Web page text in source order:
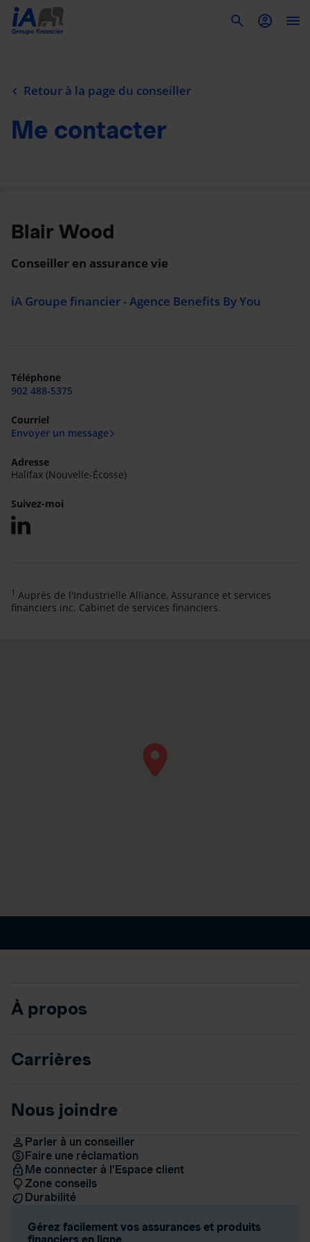
Retour à la page du conseiller
Me contacter
Blair Wood
Conseiller en assurance vie
iA Groupe financier - Agence Benefits By You
Téléphone
902 488-5375
Courriel
Envoyer un message
Adresse
Halifax (Nouvelle-Écosse)
Suivez-moi
1 Auprès de l'Industrielle Alliance, Assurance et services
financiers inc. Cabinet de services financiers.
À propos
Carrières
Nous joindre
Parler à un conseiller
Faire une réclamation
Me connecter à l’Espace client
Zone conseils
Durabilité
Gérez facilement vos assurances et produits